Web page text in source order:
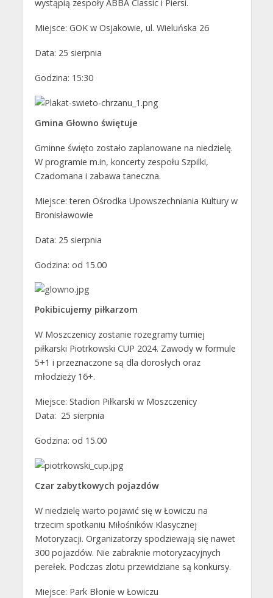
wystąpią zespoły ABBA Classic i Piersi.
Miejsce: GOK w Osjakowie, ul. Wieluńska 26
Data: 25 sierpnia
Godzina: 15:30
Gmina Głowno świętuje
Gminne święto zostało zaplanowane na niedzielę.
W programie m.in, koncerty zespołu Szpilki,
Czadomana i zabawa taneczna.
Miejsce: teren Ośrodka Upowszechniania Kultury w
Bronisławowie
Data: 25 sierpnia
Godzina: od 15.00
Pokibicujemy piłkarzom
W Moszczenicy zostanie rozegramy turniej
piłkarski Piotrkowski CUP 2024. Zawody w formule
5+1 i przeznaczone są dla dorosłych oraz
młodzieży 16+.
Miejsce: Stadion Piłkarski w Moszczenicy
Data: 25 sierpnia
Godzina: od 15.00
Czar zabytkowych pojazdów
W niedzielę warto pojawić się w Łowiczu na
trzecim spotkaniu Miłośników Klasycznej
Motoryzacji. Organizatorzy spodziewają się nawet
300 pojazdów. Nie zabraknie motoryzacyjnych
perełek. Podczas zlotu przewidziane są konkursy.
Miejsce: Park Błonie w Łowiczu